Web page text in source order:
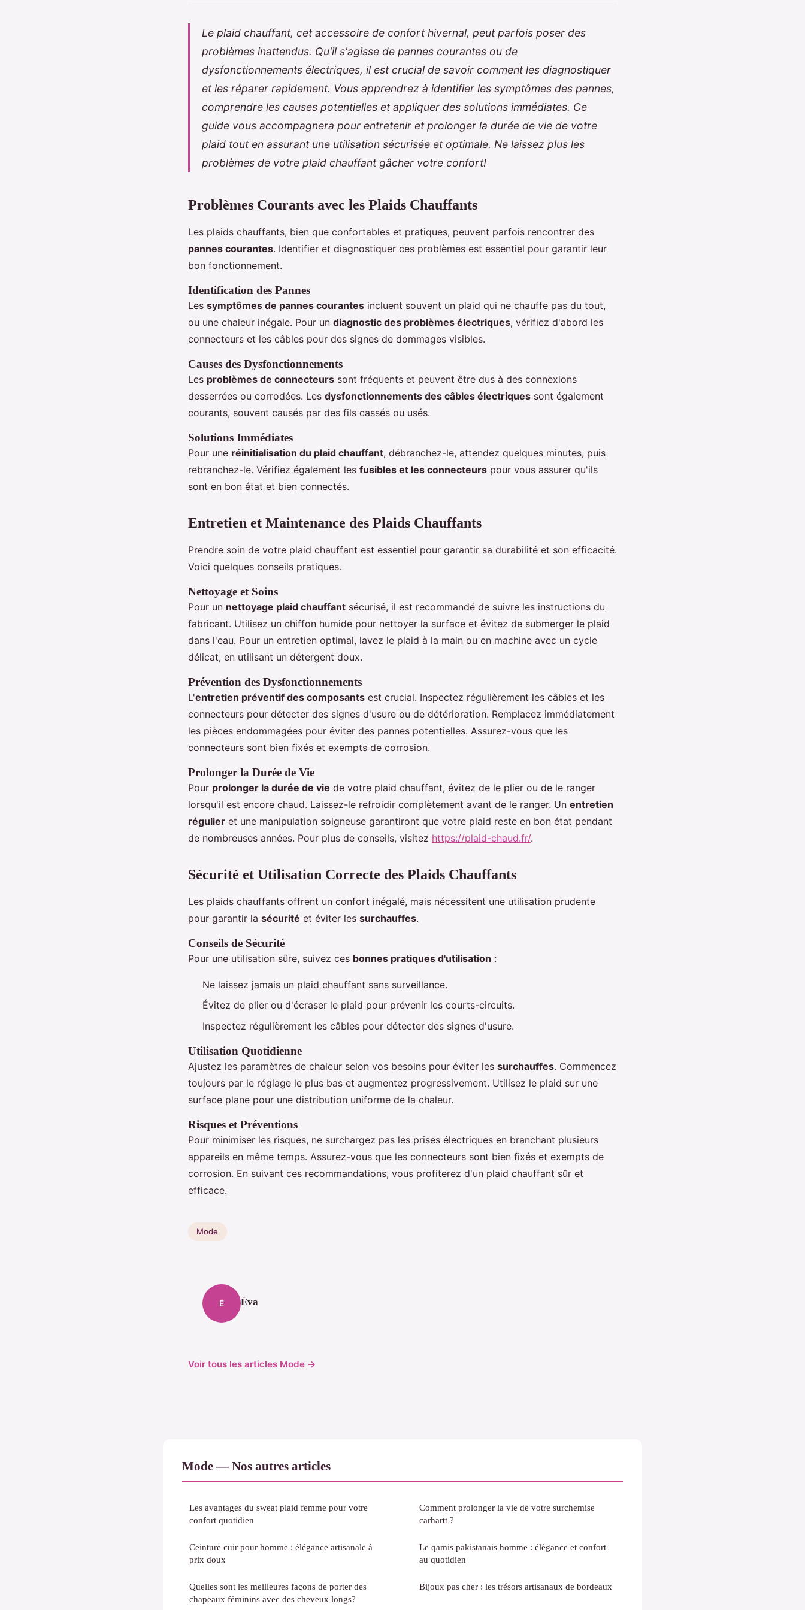
Le plaid chauffant, cet accessoire de confort hivernal, peut parfois poser des
problèmes inattendus. Qu'il s'agisse de pannes courantes ou de
dysfonctionnements électriques, il est crucial de savoir comment les diagnostiquer
et les réparer rapidement. Vous apprendrez à identifier les symptômes des pannes,
comprendre les causes potentielles et appliquer des solutions immédiates. Ce
guide vous accompagnera pour entretenir et prolonger la durée de vie de votre
plaid tout en assurant une utilisation sécurisée et optimale. Ne laissez plus les
problèmes de votre plaid chauffant gâcher votre confort!
Problèmes Courants avec les Plaids Chauffants
Les plaids chauffants, bien que confortables et pratiques, peuvent parfois rencontrer des
pannes courantes. Identifier et diagnostiquer ces problèmes est essentiel pour garantir leur
bon fonctionnement.
Identification des Pannes
Les symptômes de pannes courantes incluent souvent un plaid qui ne chauffe pas du tout,
ou une chaleur inégale. Pour un diagnostic des problèmes électriques, vérifiez d'abord les
connecteurs et les câbles pour des signes de dommages visibles.
Causes des Dysfonctionnements
Les problèmes de connecteurs sont fréquents et peuvent être dus à des connexions
desserrées ou corrodées. Les dysfonctionnements des câbles électriques sont également
courants, souvent causés par des fils cassés ou usés.
Solutions Immédiates
Pour une réinitialisation du plaid chauffant, débranchez-le, attendez quelques minutes, puis
rebranchez-le. Vérifiez également les fusibles et les connecteurs pour vous assurer qu'ils
sont en bon état et bien connectés.
Entretien et Maintenance des Plaids Chauffants
Prendre soin de votre plaid chauffant est essentiel pour garantir sa durabilité et son efficacité.
Voici quelques conseils pratiques.
Nettoyage et Soins
Pour un nettoyage plaid chauffant sécurisé, il est recommandé de suivre les instructions du
fabricant. Utilisez un chiffon humide pour nettoyer la surface et évitez de submerger le plaid
dans l'eau. Pour un entretien optimal, lavez le plaid à la main ou en machine avec un cycle
délicat, en utilisant un détergent doux.
Prévention des Dysfonctionnements
L'entretien préventif des composants est crucial. Inspectez régulièrement les câbles et les
connecteurs pour détecter des signes d'usure ou de détérioration. Remplacez immédiatement
les pièces endommagées pour éviter des pannes potentielles. Assurez-vous que les
connecteurs sont bien fixés et exempts de corrosion.
Prolonger la Durée de Vie
Pour prolonger la durée de vie de votre plaid chauffant, évitez de le plier ou de le ranger
lorsqu'il est encore chaud. Laissez-le refroidir complètement avant de le ranger. Un entretien
régulier et une manipulation soigneuse garantiront que votre plaid reste en bon état pendant
de nombreuses années. Pour plus de conseils, visitez https://plaid-chaud.fr/.
Sécurité et Utilisation Correcte des Plaids Chauffants
Les plaids chauffants offrent un confort inégalé, mais nécessitent une utilisation prudente
pour garantir la sécurité et éviter les surchauffes.
Conseils de Sécurité
Pour une utilisation sûre, suivez ces bonnes pratiques d'utilisation :
Ne laissez jamais un plaid chauffant sans surveillance.
Évitez de plier ou d'écraser le plaid pour prévenir les courts-circuits.
Inspectez régulièrement les câbles pour détecter des signes d'usure.
Utilisation Quotidienne
Ajustez les paramètres de chaleur selon vos besoins pour éviter les surchauffes. Commencez
toujours par le réglage le plus bas et augmentez progressivement. Utilisez le plaid sur une
surface plane pour une distribution uniforme de la chaleur.
Risques et Préventions
Pour minimiser les risques, ne surchargez pas les prises électriques en branchant plusieurs
appareils en même temps. Assurez-vous que les connecteurs sont bien fixés et exempts de
corrosion. En suivant ces recommandations, vous profiterez d'un plaid chauffant sûr et
efficace.
Mode
É Éva
Voir tous les articles Mode →
Mode — Nos autres articles
Les avantages du sweat plaid femme pour votre
confort quotidien
Ceinture cuir pour homme : élégance artisanale à
prix doux
Quelles sont les meilleures façons de porter des
chapeaux féminins avec des cheveux longs?
Comment prolonger la vie de votre surchemise
carhartt ?
Le qamis pakistanais homme : élégance et confort
au quotidien
Bijoux pas cher : les trésors artisanaux de bordeaux